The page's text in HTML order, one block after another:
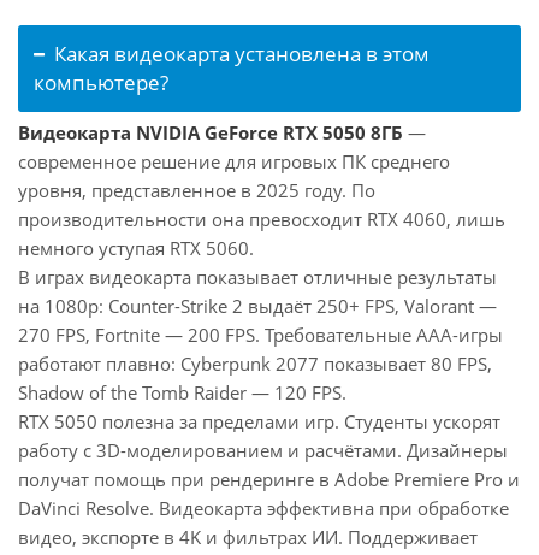
Какая видеокарта установлена в этом
компьютере?
Видеокарта NVIDIA GeForce RTX 5050 8ГБ —
современное решение для игровых ПК среднего
уровня, представленное в 2025 году. По
производительности она превосходит RTX 4060, лишь
немного уступая RTX 5060.
В играх видеокарта показывает отличные результаты
на 1080p: Counter-Strike 2 выдаёт 250+ FPS, Valorant —
270 FPS, Fortnite — 200 FPS. Требовательные AAA-игры
работают плавно: Cyberpunk 2077 показывает 80 FPS,
Shadow of the Tomb Raider — 120 FPS.
RTX 5050 полезна за пределами игр. Студенты ускорят
работу с 3D-моделированием и расчётами. Дизайнеры
получат помощь при рендеринге в Adobe Premiere Pro и
DaVinci Resolve. Видеокарта эффективна при обработке
видео, экспорте в 4K и фильтрах ИИ. Поддерживает